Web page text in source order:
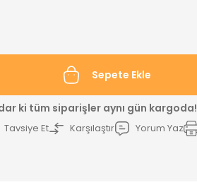
Sepete Ekle
ki tüm siparişler aynı gün kargoda!
Tavsiye Et Karşılaştır Yorum Yaz